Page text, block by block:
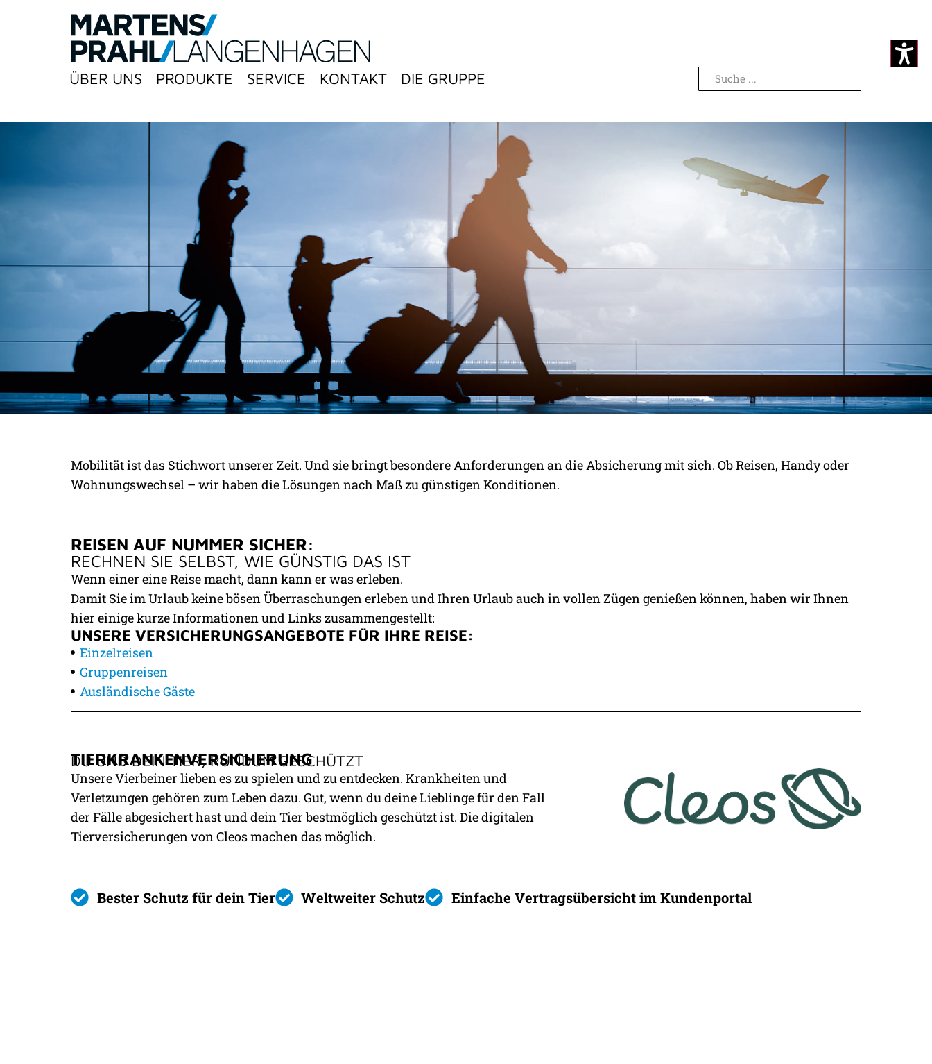
ÜBER UNS PRODUKTE SERVICE KONTAKT DIE GRUPPE
UNSERE SPEZIALITÄT:
LÖSUNGEN FÜR DAS LEBEN VON HEUTE
Mobilität ist das Stichwort unserer Zeit. Und sie bringt besondere Anforderungen an die Absicherung mit sich. Ob Reisen, Handy oder
Wohnungswechsel – wir haben die Lösungen nach Maß zu günstigen Konditionen.
REISEN AUF NUMMER SICHER:
RECHNEN SIE SELBST, WIE GÜNSTIG DAS IST
Wenn einer eine Reise macht, dann kann er was erleben.
Damit Sie im Urlaub keine bösen Überraschungen erleben und Ihren Urlaub auch in vollen Zügen genießen können, haben wir Ihnen
hier einige kurze Informationen und Links zusammengestellt:
UNSERE VERSICHERUNGSANGEBOTE FÜR IHRE REISE:
Einzelreisen
Gruppenreisen
Ausländische Gäste
TIERKRANKEN­VERSICHERUNG
DU UND DEIN TIER, RUNDUM GESCHÜTZT
Unsere Vierbeiner lieben es zu spielen und zu entdecken. Krankheiten und
Verletzungen gehören zum Leben dazu. Gut, wenn du deine Lieblinge für den Fall
der Fälle abgesichert hast und dein Tier bestmöglich geschützt ist. Die digitalen
Tierversicherungen von Cleos machen das möglich.
Bester Schutz für dein Tier Weltweiter Schutz Einfache Vertragsübersicht im Kundenportal